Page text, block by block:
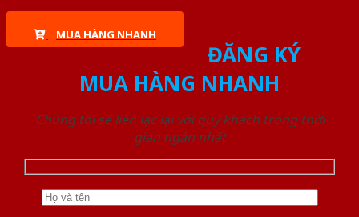
MUA HÀNG NHANH
ĐĂNG KÝ
MUA HÀNG NHANH
Chúng tôi sẽ liên lạc lại với quý khách trong thời
gian ngắn nhất